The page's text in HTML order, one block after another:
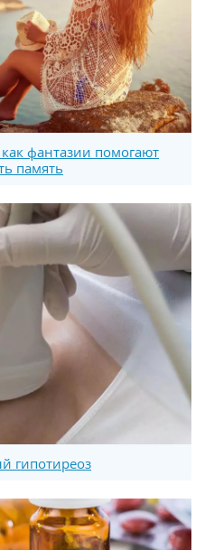
фантазии помогают
память
гипотиреоз